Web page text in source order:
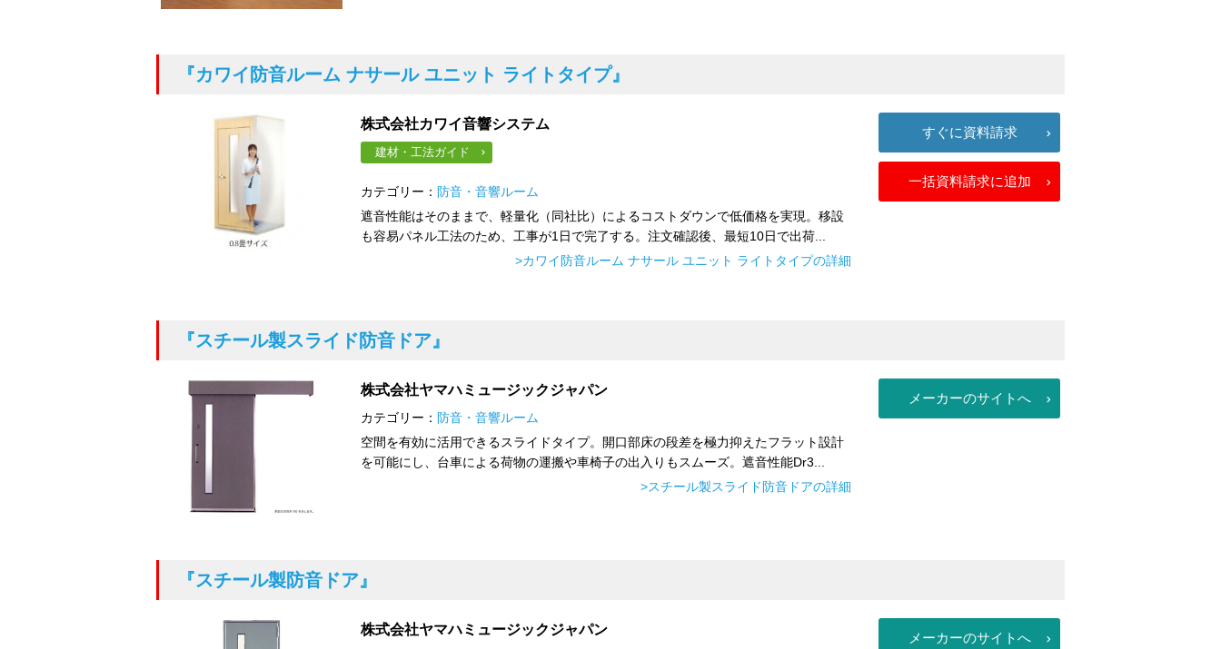
『カワイ防音ルーム ナサール ユニット ライトタイプ』
株式会社カワイ音響システム
建材・工法ガイド
カテゴリー： 防音・音響ルーム
遮音性能はそのままで、軽量化（同社比）によるコストダウンで低価格を実現。移設
も容易パネル工法のため、工事が1日で完了する。注文確認後、最短10日で出荷...
>カワイ防音ルーム ナサール ユニット ライトタイプの詳細
すぐに資料請求
一括資料請求に追加
『スチール製スライド防音ドア』
株式会社ヤマハミュージックジャパン
カテゴリー： 防音・音響ルーム
空間を有効に活用できるスライドタイプ。開口部床の段差を極力抑えたフラット設計
を可能にし、台車による荷物の運搬や車椅子の出入りもスムーズ。遮音性能Dr3...
>スチール製スライド防音ドアの詳細
メーカーのサイトへ
『スチール製防音ドア』
株式会社ヤマハミュージックジャパン
メーカーのサイトへ